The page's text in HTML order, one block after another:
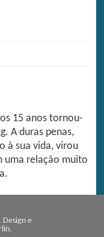
15 anos tornou-
A duras penas,
à sua vida, virou
uma relação muito
e
.